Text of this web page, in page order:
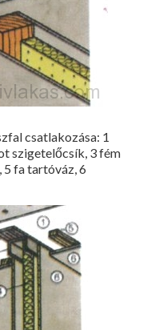
csatlakozása: 1
szigetelőcsík, 3 fém
5 fa tartóváz, 6